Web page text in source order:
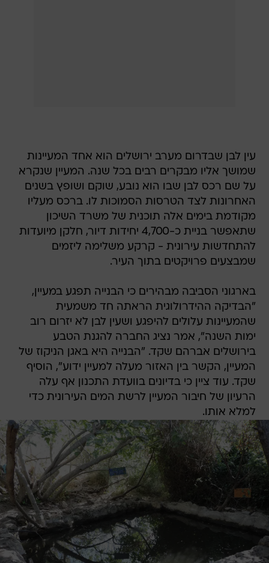
עין לבן שבדרום מערב ירושלים הוא אחד המעיינות
שמושך אליו מבקרים רבים בכל שנה. המעיין שנקרא
על שם רכס לבן שבו הוא נובע, שוקם ושופץ בשנים
האחרונות לצד הטרסות הסמוכות לו. ברכס מעליו
מקודמת בימים אלה תוכנית של משרד השיכון
שתאפשר בניית כ-4,700 יחידות דיור, חלקן מיועדות
להתחדשות עירונית - קרקע משלימה ליזמים
שמבצעים פרויקטים בתוך העיר.
בארגוני הסביבה מבהירים כי הבנייה תפגע במעיין,
"הבדיקה ההידרולוגית הראתה חד משמעית
שהמעיינות עלולים להיפגע ושעין לבן לא יזרום רוב
ימות השנה", אמר נציג החברה להגנת הטבע
בירושלים אברהם שקד. "הבנייה היא באגן הניקוז של
המעיין, הקשר בין האזור מעלה למעיין ידוע", הוסיף
שקד. עוד ציין כי בדיונים בוועדת התכנון אף עלה
הרעיון של חיבור המעיין לרשת המים העירונית כדי
למלא אותו.